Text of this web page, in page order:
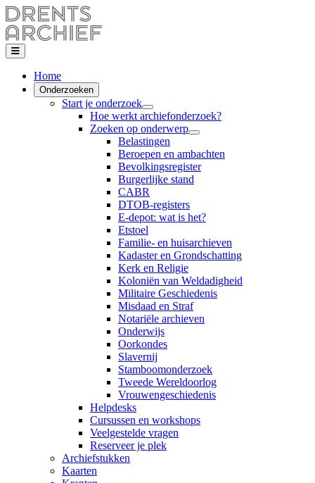
Home
Onderzoeken
Start je onderzoek
Hoe werkt archiefonderzoek?
Zoeken op onderwerp
Belastingen
Beroepen en ambachten
Bevolkingsregister
Burgerlijke stand
CABR
DTOB-registers
E-depot: wat is het?
Etstoel
Familie- en huisarchieven
Kadaster en Grondschatting
Kerk en Religie
Koloniën van Weldadigheid
Militaire Geschiedenis
Misdaad en Straf
Notariële archieven
Onderwijs
Oorkondes
Slavernij
Stamboomonderzoek
Tweede Wereldoorlog
Vrouwengeschiedenis
Helpdesks
Cursussen en workshops
Veelgestelde vragen
Reserveer je plek
Archiefstukken
Kaarten